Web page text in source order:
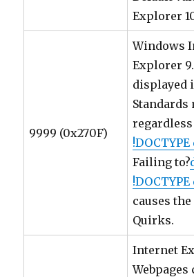
Explorer
9999 (0x270F)
Windows
Explorer
displayed
Standards
regardless
Failing to?
causes
Quirks.
Internet